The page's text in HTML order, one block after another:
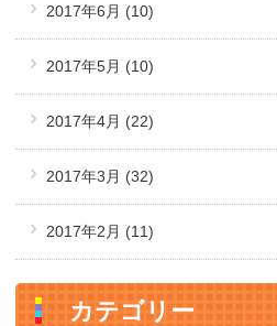
2017年6月 (10)
2017年5月 (10)
2017年4月 (22)
2017年3月 (32)
2017年2月 (11)
カテゴリー